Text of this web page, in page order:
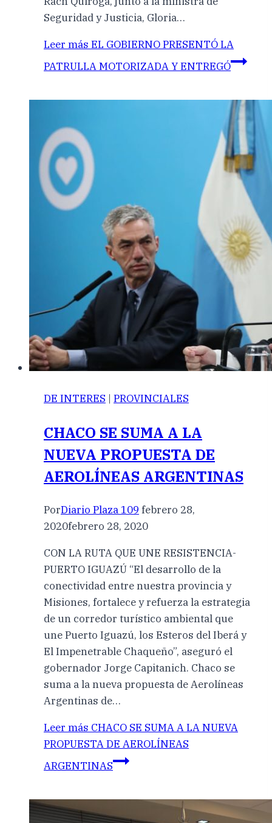
Seguridad y Justicia, Gloria…
Leer más EL GOBIERNO PRESENTÓ LA
PATRULLA MOTORIZADA Y ENTREGÓ
DE INTERES | PROVINCIALES
CHACO SE SUMA A LA
NUEVA PROPUESTA DE
AEROLÍNEAS ARGENTINAS
PorDiario Plaza 109 febrero 28,
2020febrero 28, 2020
CON LA RUTA QUE UNE RESISTENCIA-
PUERTO IGUAZÚ “El desarrollo de la
conectividad entre nuestra provincia y
Misiones, fortalece y refuerza la estrategia
de un corredor turístico ambiental que
une Puerto Iguazú, los Esteros del Iberá y
El Impenetrable Chaqueño”, aseguró el
gobernador Jorge Capitanich. Chaco se
suma a la nueva propuesta de Aerolíneas
Argentinas de…
Leer más CHACO SE SUMA A LA NUEVA
PROPUESTA DE AEROLÍNEAS
ARGENTINAS